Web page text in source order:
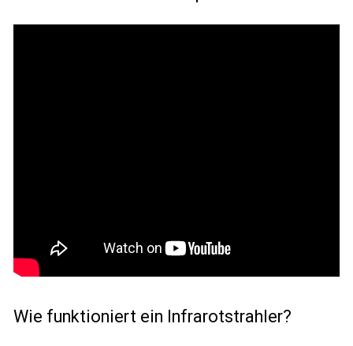
Wie funktioniert ein Infrarotstrahler?